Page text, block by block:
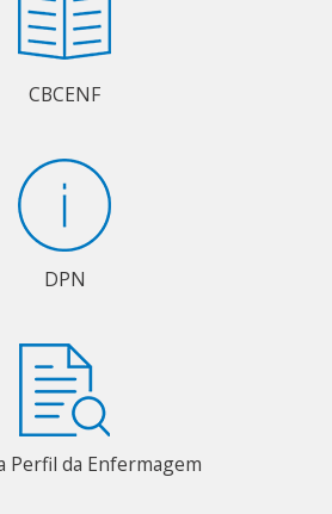
CBCENF
DPN
Perfil da Enfermagem